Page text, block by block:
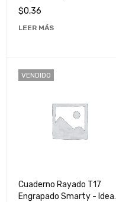
Pacasa - Libreta
Compacta para Notas y
Dibujos
$0,36
LEER MÁS
VENDIDO
Cuaderno Rayado T17
Engrapado Smarty - Ideal